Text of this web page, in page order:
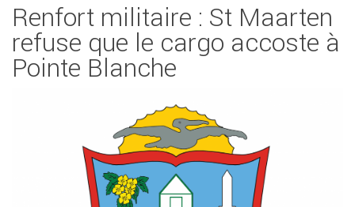
Renfort militaire : St Maarten
refuse que le cargo accoste à
Pointe Blanche